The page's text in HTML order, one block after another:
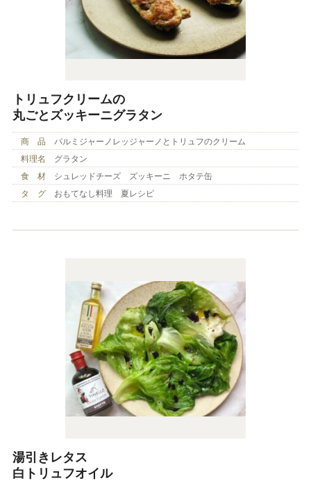
トリュフクリームの
丸ごとズッキーニグラタン
商 品
パルミジャーノレッジャーノとトリュフのクリーム
料理名
グラタン
食 材
シュレッドチーズ ズッキーニ ホタテ缶
タ グ
おもてなし料理 夏レシピ
湯引きレタス
白トリュフオイル